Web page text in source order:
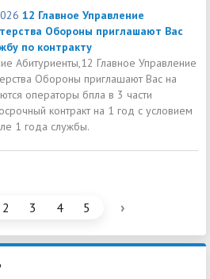
12 Главное Управление
Обороны приглашают Вас
по контракту
Абитуриенты,12 Главное Управление
Обороны приглашают Вас на
операторы бпла в 3 части
контракт на 1 год с условием
1 года службы.
2 3 4 5 ›